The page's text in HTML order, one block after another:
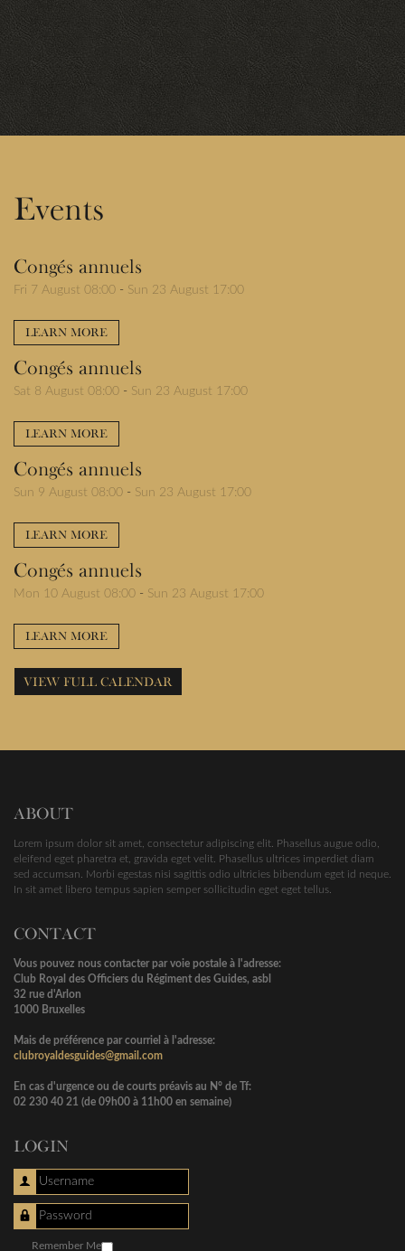
Events
Congés annuels
Fri 7 August 08:00 - Sun 23 August 17:00
LEARN MORE
Congés annuels
Sat 8 August 08:00 - Sun 23 August 17:00
LEARN MORE
Congés annuels
Sun 9 August 08:00 - Sun 23 August 17:00
LEARN MORE
Congés annuels
Mon 10 August 08:00 - Sun 23 August 17:00
LEARN MORE
VIEW FULL CALENDAR
ABOUT
Lorem ipsum dolor sit amet, consectetur adipiscing elit. Phasellus augue odio,
eleifend eget pharetra et, gravida eget velit. Phasellus ultrices imperdiet diam
sed accumsan. Morbi egestas nisi sagittis odio ultricies bibendum eget id neque.
In sit amet libero tempus sapien semper sollicitudin eget eget tellus.
CONTACT
Vous pouvez nous contacter par voie postale à l'adresse:
Club Royal des Officiers du Régiment des Guides, asbl
32 rue d'Arlon
1000 Bruxelles
Mais de préférence par courriel à l'adresse:
clubroyaldesguides@gmail.com
En cas d'urgence ou de courts préavis au N° de Tf:
02 230 40 21 (de 09h00 à 11h00 en semaine)
LOGIN
Username
Password
Remember Me